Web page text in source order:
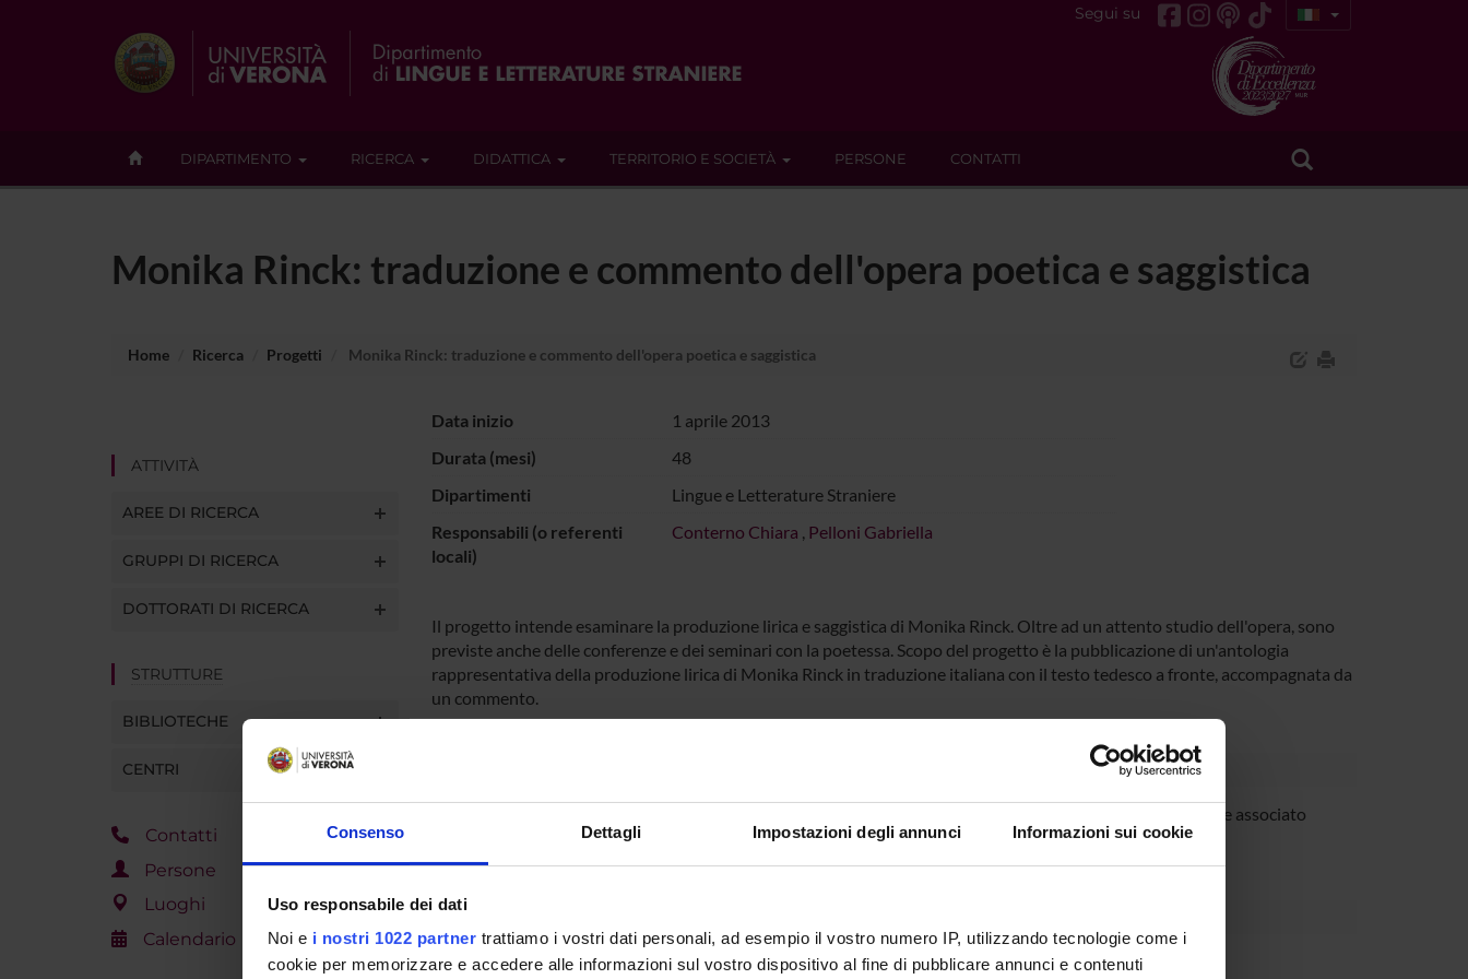
Consenso Dettagli Impostazioni degli annunci Informazioni sui cookie
Uso responsabile dei dati
Noi e i nostri 1022 partner trattiamo i vostri dati personali, ad esempio il vostro numero IP, utilizzando tecnologie come i
cookie per memorizzare e accedere alle informazioni sul vostro dispositivo al fine di pubblicare annunci e contenuti
Segui su
DIPARTIMENTO RICERCA DIDATTICA TERRITORIO E SOCIETÀ PERSONE CONTATTI
Monika Rinck: traduzione e commento dell'opera poetica e saggistica
Home Ricerca Progetti Monika Rinck: traduzione e commento dell'opera poetica e saggistica
ATTIVITÀ
AREE DI RICERCA
GRUPPI DI RICERCA
DOTTORATI DI RICERCA
STRUTTURE
BIBLIOTECHE
CENTRI
Contatti
Persone
Luoghi
Calendario
Data inizio
1 aprile 2013
Durata (mesi)
48
Dipartimenti
Lingue e Letterature Straniere
Responsabili (o referenti
locali)
Conterno Chiara , Pelloni Gabriella
Il progetto intende esaminare la produzione lirica e saggistica di Monika Rinck. Oltre ad un attento studio dell'opera, sono
previste anche delle conferenze e dei seminari con la poetessa. Scopo del progetto è la pubblicazione di un'antologia
rappresentativa della produzione lirica di Monika Rinck in traduzione italiana con il testo tedesco a fronte, accompagnata da
un commento.
Professore associato
Gloria Colombo
Università Cattolica di